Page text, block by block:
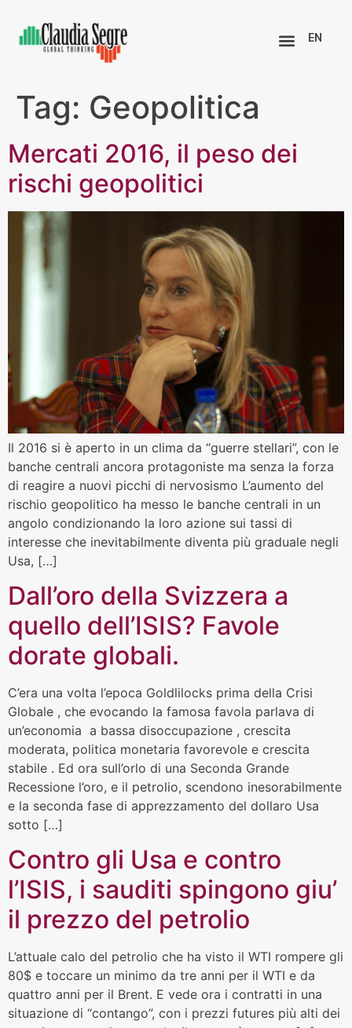
EN
Tag: Geopolitica
Mercati 2016, il peso dei
rischi geopolitici
Il 2016 si è aperto in un clima da “guerre stellari”, con le
banche centrali ancora protagoniste ma senza la forza
di reagire a nuovi picchi di nervosismo L’aumento del
rischio geopolitico ha messo le banche centrali in un
angolo condizionando la loro azione sui tassi di
interesse che inevitabilmente diventa più graduale negli
Usa, […]
Dall’oro della Svizzera a
quello dell’ISIS? Favole
dorate globali.
C’era una volta l’epoca Goldlilocks prima della Crisi
Globale , che evocando la famosa favola parlava di
un’economia a bassa disoccupazione , crescita
moderata, politica monetaria favorevole e crescita
stabile . Ed ora sull’orlo di una Seconda Grande
Recessione l’oro, e il petrolio, scendono inesorabilmente
e la seconda fase di apprezzamento del dollaro Usa
sotto […]
Contro gli Usa e contro
l’ISIS, i sauditi spingono giu’
il prezzo del petrolio
L’attuale calo del petrolio che ha visto il WTI rompere gli
80$ e toccare un minimo da tre anni per il WTI e da
quattro anni per il Brent. E vede ora i contratti in una
situazione di “contango”, con i prezzi futures più alti dei